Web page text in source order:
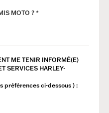
MOTO ? *
ME TENIR INFORMÉ(E)
SERVICES HARLEY-
préférences ci-dessous ) :